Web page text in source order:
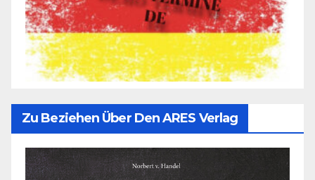
Zu Beziehen Über Den ARES Verlag